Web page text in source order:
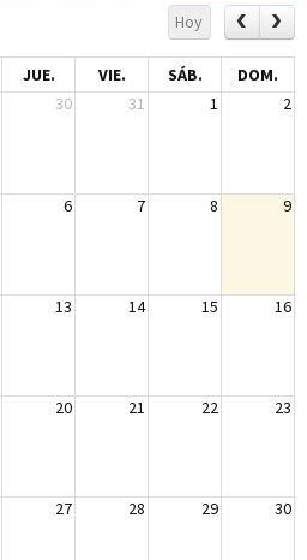
Hoy
JUE. VIE. SÁB.
DOM.
30 31 1 2
6 7 8 9
13 14 15 16
20 21 22 23
27 28 29 30